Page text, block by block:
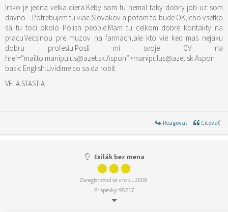
Irsko je jedna velka diera.Keby som tu nemal taky dobry job uz som
davno…Potrebujem tu viac Slovakov a potom to bude OK,lebo vsetko
sa tu toci okolo Polish people.Mam tu celkom dobre kontakty na
pracu.Vecsinou pre muzov na farmach,ale kto vie ked mas nejaku
dobru profesiu.Posli mi svoje CV na
href=“mailto:manipulus@azet.sk.Aspon“>manipulus@azet.sk.Aspon
basic English.Uvidime co sa da robit.
VELA STASTIA
Reagovať Citovať
Exilák bez mena
Zaregistroval sa v roku 2009
Príspevky: 95217